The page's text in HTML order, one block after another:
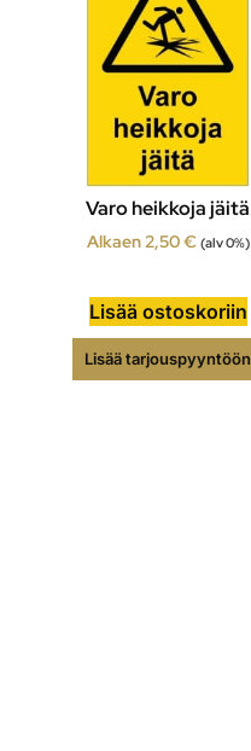
Varo heikkoja jäitä
Alkaen2,50€ (alv 0%)
Lisää ostoskoriin
Lisää tarjouspyyntöön